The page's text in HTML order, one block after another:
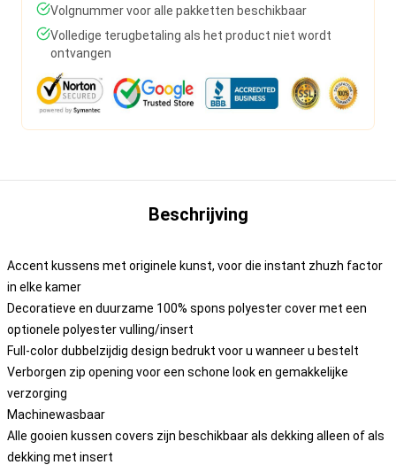
Volgnummer voor alle pakketten beschikbaar
Volledige terugbetaling als het product niet wordt
ontvangen
Beschrijving
Accent kussens met originele kunst, voor die instant zhuzh factor
in elke kamer
Decoratieve en duurzame 100% spons polyester cover met een
optionele polyester vulling/insert
Full-color dubbelzijdig design bedrukt voor u wanneer u bestelt
Verborgen zip opening voor een schone look en gemakkelijke
verzorging
Machinewasbaar
Alle gooien kussen covers zijn beschikbaar als dekking alleen of als
dekking met insert